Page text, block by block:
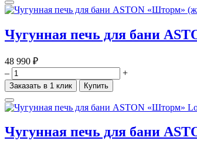
Чугунная печь для бани
48 990 ₽
–
+
Заказать в 1 клик Купить
Чугунная печь для бани